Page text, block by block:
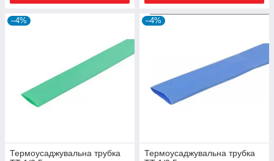
–4%
Термоусаджувальна трубка
–4%
Термоусаджувальна трубка